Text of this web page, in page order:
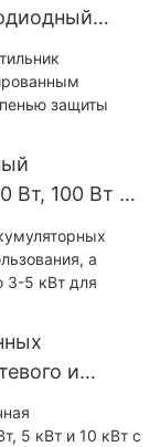
с
Вт, 100 Вт с
и
и
3-5 кВт